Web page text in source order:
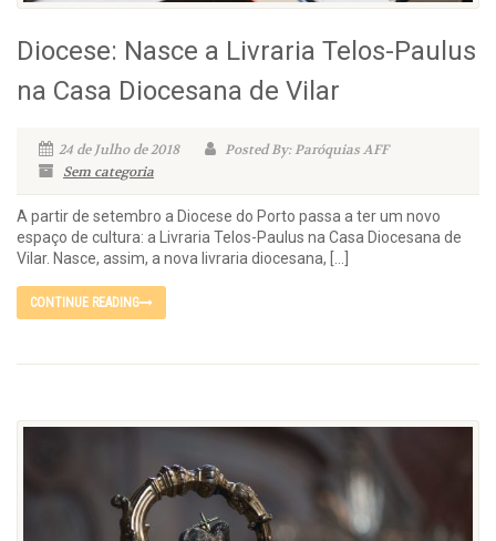
Diocese: Nasce a Livraria Telos-Paulus
na Casa Diocesana de Vilar
24 de Julho de 2018
Posted By: Paróquias AFF
Sem categoria
A partir de setembro a Diocese do Porto passa a ter um novo
espaço de cultura: a Livraria Telos-Paulus na Casa Diocesana de
Vilar. Nasce, assim, a nova livraria diocesana, […]
CONTINUE READING